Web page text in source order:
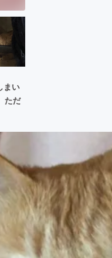
まい
ただ